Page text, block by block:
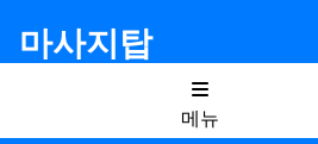
마사지탑
메뉴